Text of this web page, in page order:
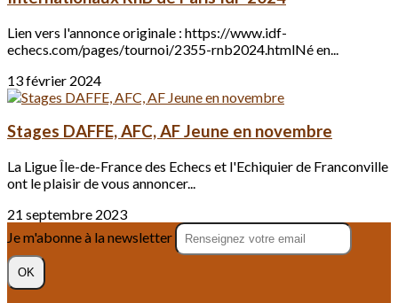
Lien vers l'annonce originale : https://www.idf-
echecs.com/pages/tournoi/2355-rnb2024.htmlNé en...
13 février 2024
Stages DAFFE, AFC, AF Jeune en novembre
La Ligue Île-de-France des Echecs et l'Echiquier de Franconville
ont le plaisir de vous annoncer...
21 septembre 2023
Je m'abonne à la newsletter
OK